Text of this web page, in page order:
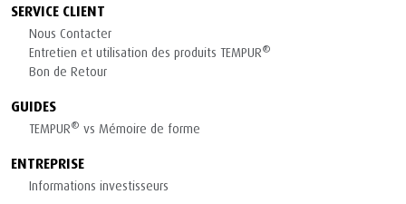
SERVICE CLIENT
Nous Contacter
Entretien et utilisation des produits TEMPUR®
Bon de Retour
GUIDES
TEMPUR® vs Mémoire de forme
ENTREPRISE
Informations investisseurs